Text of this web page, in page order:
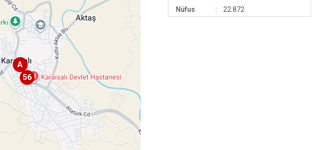
A
A
56
Nüfus
22.872